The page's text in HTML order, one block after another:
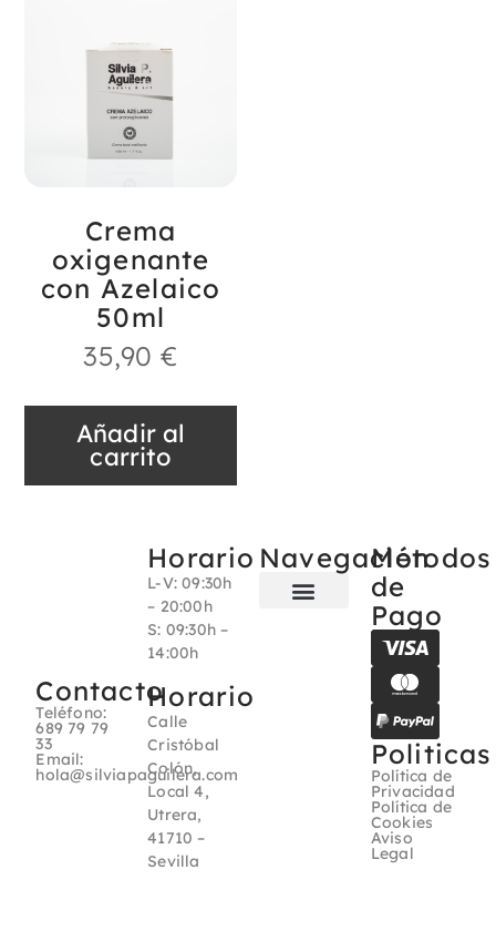
Crema
oxigenante
con Azelaico
50ml
35,90 €
Añadir al
carrito
Contacto
Teléfono:
689 79 79
33
Email:
hola@silviapaguilera.com
Horario
L-V: 09:30h
– 20:00h
S: 09:30h –
14:00h
Horario
Calle
Cristóbal
Colón,
Local 4,
Utrera,
41710 –
Sevilla
NavegaciónMétodos
de
Pago
Politicas
Política de
Privacidad
Política de
Cookies
Aviso
Legal